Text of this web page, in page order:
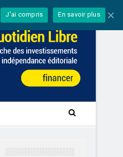
J'ai compris En savoir plus